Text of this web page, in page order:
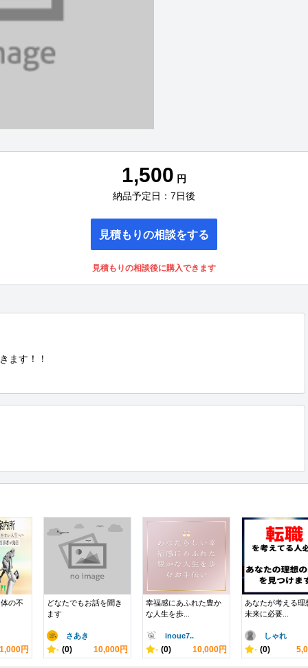
1,500 円
納品予定日：7日後
見積もりの相談をする
見積もりの相談後に購入できます
ます！！
の不
円
どなたでもお話を聞き
ます
さあき
- (0) 10,000円
幸福感にあふれた豊か
な人生を歩...
inoue7..
- (0) 10,000円
あなたが考える理
未来に必要...
しゃれ
- (0)